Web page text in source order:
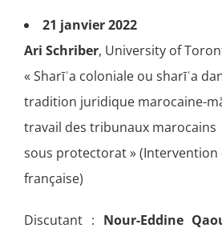
21 janvier 2022
Ari Schriber, University of
« Sharīʿa coloniale ou sharīʿa
tradition juridique marocaine-
travail des tribunaux marocains
sous protectorat » (Intervention
française)
Discutant : Nour-Eddine